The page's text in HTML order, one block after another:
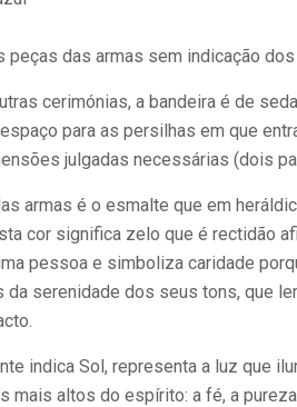
peças das armas sem indicação
cerimónias, a bandeira é de
para as persilhas em que
julgadas necessárias (dois
armas é o esmalte que em
cor significa zelo que é rectidão
pessoa e simboliza caridade
serenidade dos seus tons, que
indica Sol, representa a luz que
mais altos do espírito: a fé, a